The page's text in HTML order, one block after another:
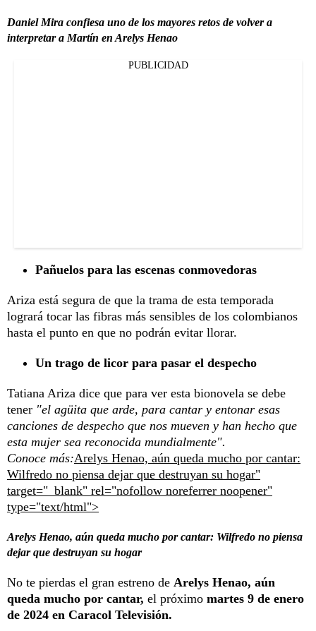
Daniel Mira confiesa uno de los mayores retos de volver a
interpretar a Martín en Arelys Henao
PUBLICIDAD
Pañuelos para las escenas conmovedoras
Ariza está segura de que la trama de esta temporada
logrará tocar las fibras más sensibles de los colombianos
hasta el punto en que no podrán evitar llorar.
Un trago de licor para pasar el despecho
Tatiana Ariza dice que para ver esta bionovela se debe
tener "el agüita que arde, para cantar y entonar esas
canciones de despecho que nos mueven y han hecho que
esta mujer sea reconocida mundialmente".
Conoce más:Arelys Henao, aún queda mucho por cantar:
Wilfredo no piensa dejar que destruyan su hogar"
target="_blank" rel="nofollow noreferrer noopener"
type="text/html">
Arelys Henao, aún queda mucho por cantar: Wilfredo no piensa
dejar que destruyan su hogar
No te pierdas el gran estreno de Arelys Henao, aún
queda mucho por cantar, el próximo martes 9 de enero
de 2024 en Caracol Televisión.